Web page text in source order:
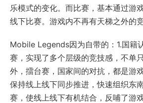
乐模式的变化。而比赛，基本通过游
线下比赛。游戏内不再有天梯之外的竞
Mobile Legends因为自带的：1.国籍
赛，实现了多个层级的竞技感，不单
外，擂台赛，国家间的对抗，都是游
保持线上线下同步推进，快速组织东
赛，使线上线下有机结合，反哺了游